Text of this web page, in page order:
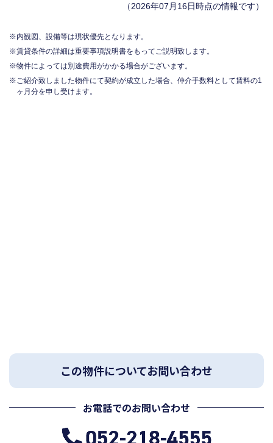
（2026年07月16日時点の情報です）
内観図、設備等は現状優先となります。
賃貸条件の詳細は重要事項説明書をもってご説明致します。
物件によっては別途費用がかかる場合がございます。
ご紹介致しました物件にて契約が成立した場合、仲介手数料として賃料の1
ヶ月分を申し受けます。
この物件についてお問い合わせ
お電話でのお問い合わせ